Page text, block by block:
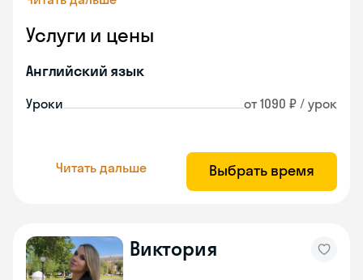
Услуги и цены
Английский язык
Уроки от 1090 ₽ / урок
Читать дальше Выбрать время
Виктория